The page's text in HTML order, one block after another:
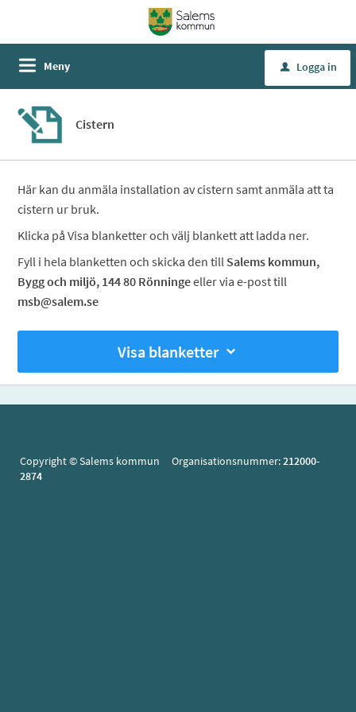
Meny u Logga in
Cistern
Här kan du anmäla installation av cistern samt anmäla att ta
cistern ur bruk.
Klicka på Visa blanketter och välj blankett att ladda ner.
Fyll i hela blanketten och skicka den till Salems kommun,
Bygg och miljö, 144 80 Rönningeeller via e-post till
msb@salem.se
Visa blanketter
Copyright © Salems kommun Organisationsnummer:212000-
2874